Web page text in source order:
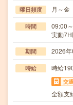
曜日頻度 月～
時間
09:00
実動
期間 2026
時給 時給
交
全額支